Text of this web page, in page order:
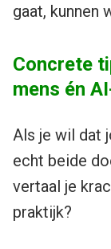
gaat, kunnen
Concrete
mens én
Als je wil dat
echt beide
vertaal je
praktijk?